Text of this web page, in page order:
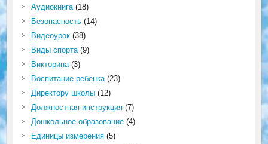
Аудиокнига(18)
Безопасность(14)
Видеоурок(38)
Виды спорта(9)
Викторина(3)
Воспитание ребёнка(23)
Директору школы(12)
Должностная инструкция(7)
Дошкольное образование(4)
Единицы измерения(5)